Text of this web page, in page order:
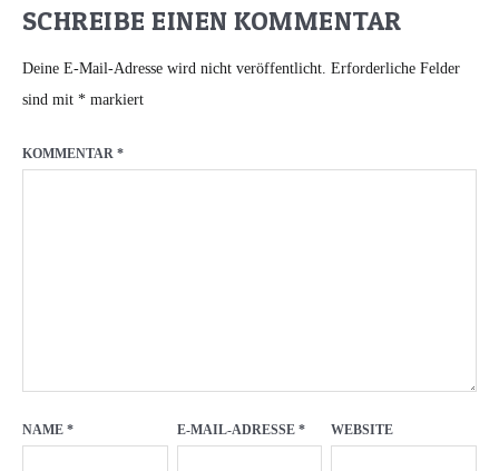
SCHREIBE EINEN KOMMENTAR
Deine E-Mail-Adresse wird nicht veröffentlicht. Erforderliche Felder
sind mit * markiert
KOMMENTAR *
NAME * E-MAIL-ADRESSE * WEBSITE